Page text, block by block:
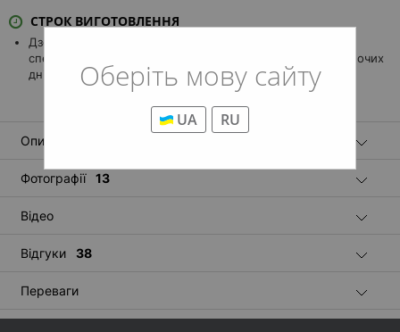
Оберіть мову сайту
UA RU
СТРОК ВИГОТОВЛЕННЯ
Дзеркало виготовляється під замовлення за Вашою
специфікацією. Термін виробництва і доставки: 8-10 робочих
днів.
Опис
Фотографії 13
Відео
Відгуки 38
Переваги